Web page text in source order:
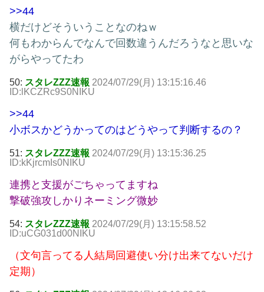
>>44
横だけどそういうことなのねｗ
何もわからんでなんで回数違うんだろうなと思いな
がらやってたわ
50: スタレZZZ速報 2024/07/29(月) 13:15:16.46
ID:lKCZRc9S0NIKU
>>44
小ボスかどうかってのはどうやって判断するの？
51: スタレZZZ速報 2024/07/29(月) 13:15:36.25
ID:kKjrcmIs0NIKU
連携と支援がごちゃってますね
撃破強攻しかりネーミング微妙
54: スタレZZZ速報 2024/07/29(月) 13:15:58.52
ID:uCG031d00NIKU
（文句言ってる人結局回避使い分け出来てないだけ
定期）